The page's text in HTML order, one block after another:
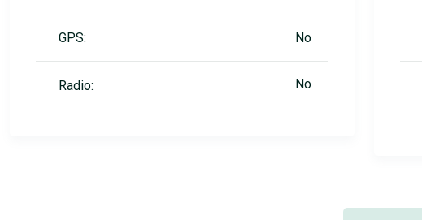
GPS: No
Radio: No